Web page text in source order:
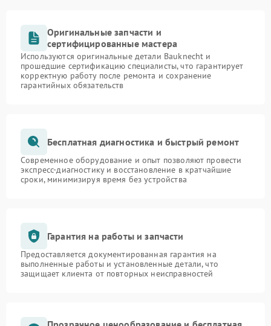
Оригинальные запчасти и
сертифицированные мастера
Используются оригинальные детали Bauknecht и
прошедшие сертификацию специалисты, что гарантирует
корректную работу после ремонта и сохранение
гарантийных обязательств
Бесплатная диагностика и быстрый ремонт
Современное оборудование и опыт позволяют провести
экспресс-диагностику и восстановление в кратчайшие
сроки, минимизируя время без устройства
Гарантия на работы и запчасти
Предоставляется документированная гарантия на
выполненные работы и установленные детали, что
защищает клиента от повторных неисправностей